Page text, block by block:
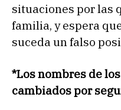
situaciones por las
familia, y espera
suceda un falso
*Los nombres de
cambiados por